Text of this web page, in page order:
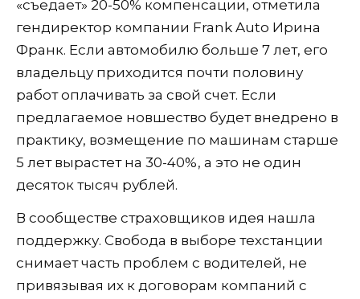
«съедает» 20-50% компенсации, отметила
гендиректор компании Frank Auto Ирина
Франк. Если автомобилю больше 7 лет, его
владельцу приходится почти половину
работ оплачивать за свой счет. Если
предлагаемое новшество будет внедрено в
практику, возмещение по машинам старше
5 лет вырастет на 30-40%, а это не один
десяток тысяч рублей.
В сообществе страховщиков идея нашла
поддержку. Свобода в выборе техстанции
снимает часть проблем с водителей, не
привязывая их к договорам компаний с